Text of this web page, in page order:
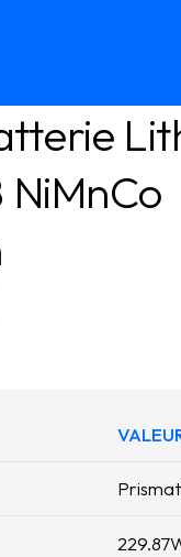
NiMnCo
229.87